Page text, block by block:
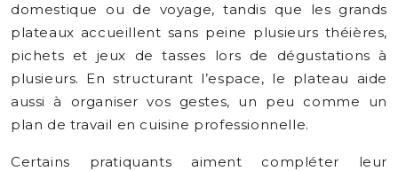
domestique ou de voyage, tandis que les grands
plateaux accueillent sans peine plusieurs théières,
pichets et jeux de tasses lors de dégustations à
plusieurs. En structurant l’espace, le plateau aide
aussi à organiser vos gestes, un peu comme un
plan de travail en cuisine professionnelle.
Certains pratiquants aiment compléter leur